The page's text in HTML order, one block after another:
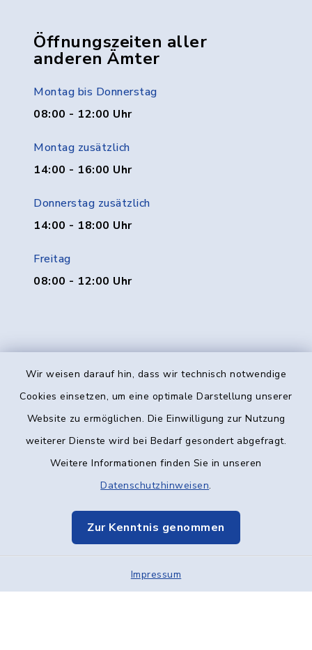
Wir weisen darauf hin, dass wir technisch notwendige
Cookies einsetzen, um eine optimale Darstellung unserer
Website zu ermöglichen. Die Einwilligung zur Nutzung
weiterer Dienste wird bei Bedarf gesondert abgefragt.
Weitere Informationen finden Sie in unseren
Datenschutzhinweisen.
Zur Kenntnis genommen
Impressum
Öffnungszeiten aller
anderen Ämter
Montag bis Donnerstag
08:00 - 12:00 Uhr
Montag zusätzlich
14:00 - 16:00 Uhr
Donnerstag zusätzlich
14:00 - 18:00 Uhr
Freitag
08:00 - 12:00 Uhr
Kontakt
Datenschutz
Elektronische Kommunikation
Sitemap